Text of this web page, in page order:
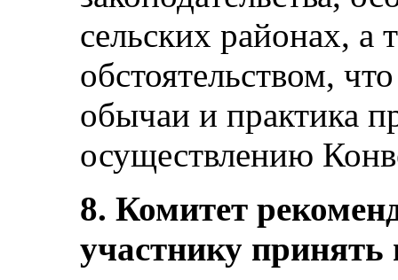
сельских районах, а
обстоятельством,
обычаи и практика
осуществлению
8. Комитет
участнику